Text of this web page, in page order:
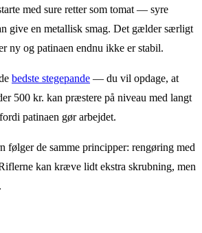
med sure retter som tomat — syre
give en metallisk smag. Det gælder særligt
ny og patinaen endnu ikke er stabil.
bedste stegepande — du vil opdage, at
500 kr. kan præstere på niveau med langt
patinaen gør arbejdet.
følger de samme principper: rengøring med
kan kræve lidt ekstra skrubning, men